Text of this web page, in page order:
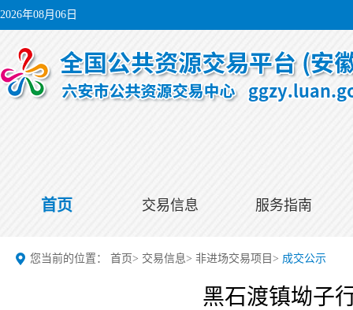
2026年08月06日
首页 交易信息 服务指南
您当前的位置： 首页> 交易信息> 非进场交易项目 > 成交公示
黑石渡镇坳子